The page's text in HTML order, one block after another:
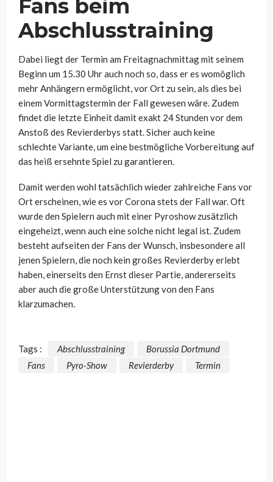
Fans beim
Abschlusstraining
Dabei liegt der Termin am Freitagnachmittag mit seinem
Beginn um 15.30 Uhr auch noch so, dass er es womöglich
mehr Anhängern ermöglicht, vor Ort zu sein, als dies bei
einem Vormittagstermin der Fall gewesen wäre. Zudem
findet die letzte Einheit damit exakt 24 Stunden vor dem
Anstoß des Revierderbys statt. Sicher auch keine
schlechte Variante, um eine bestmögliche Vorbereitung auf
das heiß ersehnte Spiel zu garantieren.
Damit werden wohl tatsächlich wieder zahlreiche Fans vor
Ort erscheinen, wie es vor Corona stets der Fall war. Oft
wurde den Spielern auch mit einer Pyroshow zusätzlich
eingeheizt, wenn auch eine solche nicht legal ist. Zudem
besteht aufseiten der Fans der Wunsch, insbesondere all
jenen Spielern, die noch kein großes Revierderby erlebt
haben, einerseits den Ernst dieser Partie, andererseits
aber auch die große Unterstützung von den Fans
klarzumachen.
Tags : Abschlusstraining
Borussia Dortmund
Fans
Pyro-Show Revierderby Termin